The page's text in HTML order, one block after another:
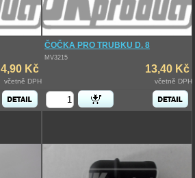
4,90 Kč
včetně DPH
ČOČKA PRO TRUBKU D. 8
MV3215
13,40 Kč
včetně DPH